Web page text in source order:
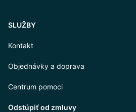
SLUŽBY
Kontakt
Objednávky a doprava
Centrum pomoci
Odstúpiť od zmluvy